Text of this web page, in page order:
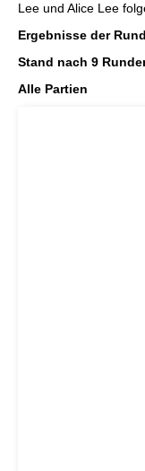
Lee und Alice Lee
Ergebnisse der
Stand nach 9
Alle Partien